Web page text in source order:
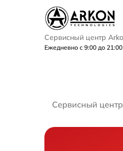
Сервисный центр
Ежедневно с 9:00 до 21:00
Сервисный